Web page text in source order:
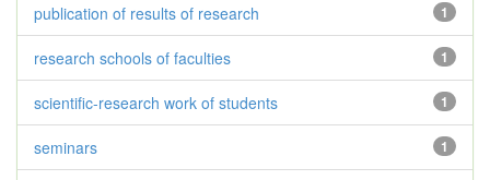
1
publication of results of research
1
research schools of faculties
1
scientific-research work of students
1
seminars